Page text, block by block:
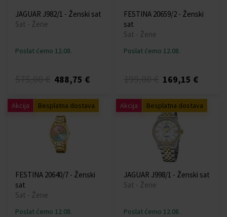
JAGUAR J982/1 - Ženski sat
Sat - Žene
Poslat ćemo 12.08.
488,75 €
FESTINA 20659/2 - Ženski
sat
Sat - Žene
Poslat ćemo 12.08.
169,15 €
Akcija Besplatna dostava
FESTINA 20640/7 - Ženski
sat
Sat - Žene
Poslat ćemo 12.08.
Akcija Besplatna dostava
JAGUAR J998/1 - Ženski sat
Sat - Žene
Poslat ćemo 12.08.